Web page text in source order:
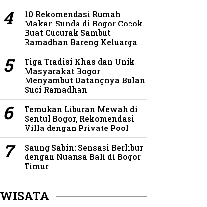
10 Rekomendasi Rumah
Makan Sunda di Bogor Cocok
Buat Cucurak Sambut
Ramadhan Bareng Keluarga
Tiga Tradisi Khas dan Unik
Masyarakat Bogor
Menyambut Datangnya Bulan
Suci Ramadhan
Temukan Liburan Mewah di
Sentul Bogor, Rekomendasi
Villa dengan Private Pool
Saung Sabin: Sensasi Berlibur
dengan Nuansa Bali di Bogor
Timur
WISATA